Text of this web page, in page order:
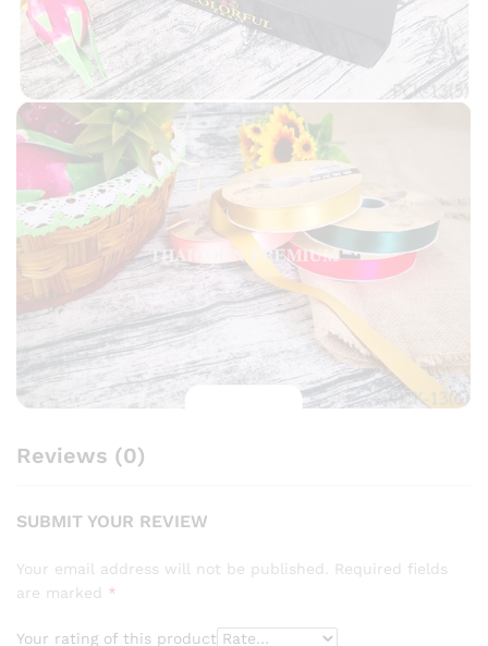
Reviews (0)
SUBMIT YOUR REVIEW
Your email address will not be published.
Required fields
are marked *
Your rating of this product